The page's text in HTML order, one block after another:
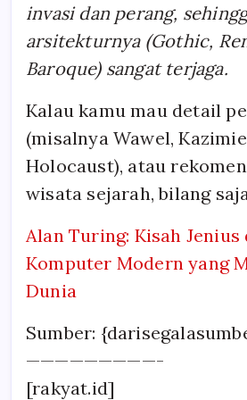
invasi dan perang,
arsitekturnya (Gothic,
Baroque) sangat terjaga.
Kalau kamu mau detail
(misalnya Wawel,
Holocaust), atau
wisata sejarah, bilang
Alan Turing: Kisah Jenius
Komputer Modern yang
Dunia
Sumber:
—————————-
[rakyat.id]